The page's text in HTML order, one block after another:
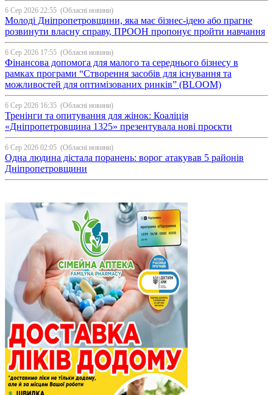
6 Сер 2026 22:55 (Обласні новини)
Молоді Дніпропетровщини, яка має бізнес-ідею або прагне
розвинути власну справу, ПРООН пропонує пройти навчання
6 Сер 2026 17:55 (Обласні новини)
Фінансова допомога для малого та середнього бізнесу в
рамках програми “Створення засобів для існування та
можливостей для оптимізованих ринків” (BLOOM)
6 Сер 2026 16:35 (Обласні новини)
Тренінги та опитування для жінок: Коаліція
«Дніпропетровщина 1325» презентувала нові проєкти
6 Сер 2026 02:05 (Обласні новини)
Одна людина дістала поранень: ворог атакував 5 районів
Дніпропетровщини